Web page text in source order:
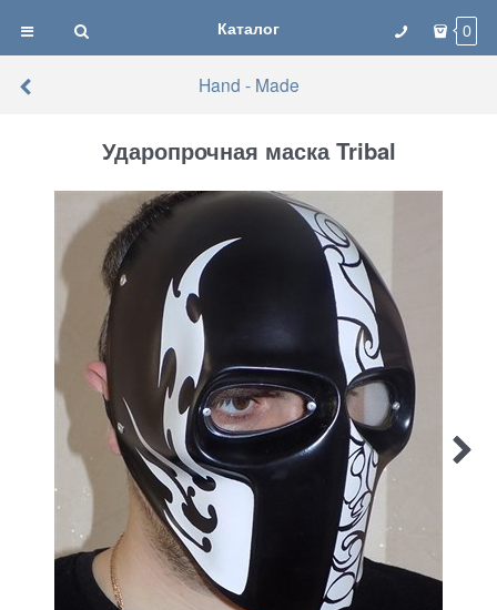
Каталог 0
Hand - Made
Ударопрочная маска Tribal